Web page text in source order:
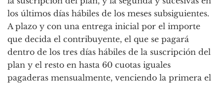
los últimos días hábiles de los meses subsiguientes.
A plazo y con una entrega inicial por el importe
que decida el contribuyente, el que se pagará
dentro de los tres días hábiles de la suscripción del
plan y el resto en hasta 60 cuotas iguales
pagaderas mensualmente, venciendo la primera el